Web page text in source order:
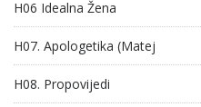
H06 Idealna Žena
H07. Apologetika (Matej
H08. Propovijedi